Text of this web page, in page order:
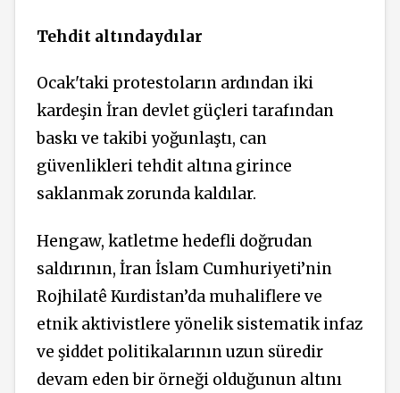
Tehdit altındaydılar
Ocak'taki protestoların ardından iki
kardeşin İran devlet güçleri tarafından
baskı ve takibi yoğunlaştı, can
güvenlikleri tehdit altına girince
saklanmak zorunda kaldılar.
Hengaw, katletme hedefli doğrudan
saldırının, İran İslam Cumhuriyeti’nin
Rojhilatê Kurdistan’da muhaliflere ve
etnik aktivistlere yönelik sistematik infaz
ve şiddet politikalarının uzun süredir
devam eden bir örneği olduğunun altını